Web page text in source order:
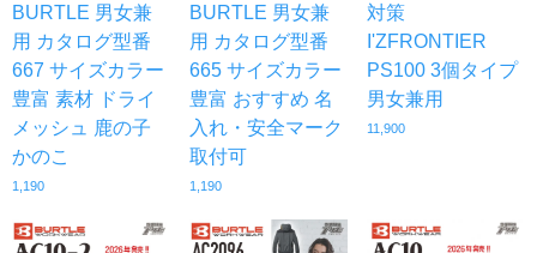
BURTLE 男女兼
用 カタログ型番
667 サイズカラー
豊富 素材 ドライ
メッシュ 鹿の子
かのこ
1,190
BURTLE 男女兼
用 カタログ型番
665 サイズカラー
豊富 おすすめ 名
入れ・安全マーク
取付可
1,190
対策
I'ZFRONTIER
PS100 3個タイプ
男女兼用
11,900